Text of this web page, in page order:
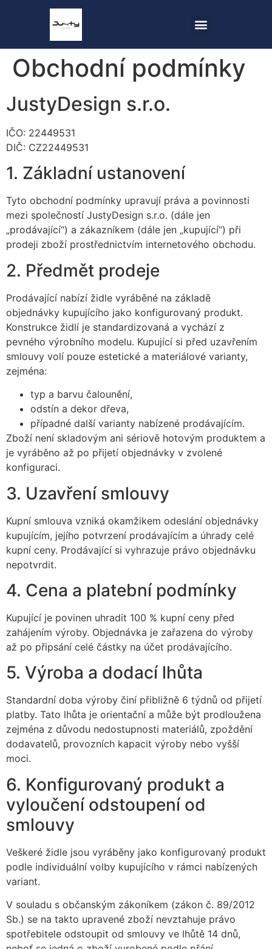
Obchodní podmínky
JustyDesign s.r.o.
IČO: 22449531
DIČ: CZ22449531
1. Základní ustanovení
Tyto obchodní podmínky upravují práva a povinnosti
mezi společností JustyDesign s.r.o. (dále jen
„prodávající“) a zákazníkem (dále jen „kupující“) při
prodeji zboží prostřednictvím internetového obchodu.
2. Předmět prodeje
Prodávající nabízí židle vyráběné na základě
objednávky kupujícího jako konfigurovaný produkt.
Konstrukce židlí je standardizovaná a vychází z
pevného výrobního modelu. Kupující si před uzavřením
smlouvy volí pouze estetické a materiálové varianty,
zejména:
typ a barvu čalounění,
odstín a dekor dřeva,
případné další varianty nabízené prodávajícím.
Zboží není skladovým ani sériově hotovým produktem a
je vyráběno až po přijetí objednávky v zvolené
konfiguraci.
3. Uzavření smlouvy
Kupní smlouva vzniká okamžikem odeslání objednávky
kupujícím, jejího potvrzení prodávajícím a úhrady celé
kupní ceny. Prodávající si vyhrazuje právo objednávku
nepotvrdit.
4. Cena a platební podmínky
Kupující je povinen uhradit 100 % kupní ceny před
zahájením výroby. Objednávka je zařazena do výroby
až po připsání celé částky na účet prodávajícího.
5. Výroba a dodací lhůta
Standardní doba výroby činí přibližně 6 týdnů od přijetí
platby. Tato lhůta je orientační a může být prodloužena
zejména z důvodu nedostupnosti materiálů, zpoždění
dodavatelů, provozních kapacit výroby nebo vyšší
moci.
6. Konfigurovaný produkt a
vyloučení odstoupení od
smlouvy
Veškeré židle jsou vyráběny jako konfigurovaný produkt
podle individuální volby kupujícího v rámci nabízených
variant.
V souladu s občanským zákoníkem (zákon č. 89/2012
Sb.) se na takto upravené zboží nevztahuje právo
spotřebitele odstoupit od smlouvy ve lhůtě 14 dnů,